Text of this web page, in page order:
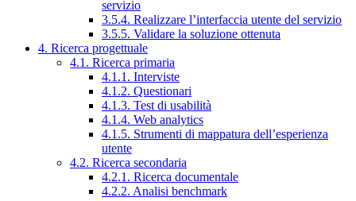
servizio
3.5.4. Realizzare l’interfaccia utente del servizio
3.5.5. Validare la soluzione ottenuta
4. Ricerca progettuale
4.1. Ricerca primaria
4.1.1. Interviste
4.1.2. Questionari
4.1.3. Test di usabilità
4.1.4. Web analytics
4.1.5. Strumenti di mappatura dell’esperienza
utente
4.2. Ricerca secondaria
4.2.1. Ricerca documentale
4.2.2. Analisi benchmark